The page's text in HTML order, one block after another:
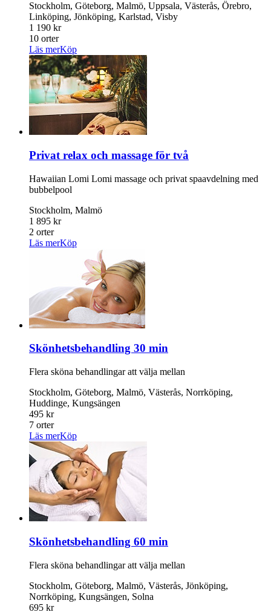
Stockholm, Göteborg, Malmö, Uppsala, Västerås, Örebro,
Linköping, Jönköping, Karlstad, Visby
1 190 kr
10 orter
Läs merKöp
Privat relax och massage för två
Hawaiian Lomi Lomi massage och privat spaavdelning med
bubbelpool
Stockholm, Malmö
1 895 kr
2 orter
Läs merKöp
Skönhetsbehandling 30 min
Flera sköna behandlingar att välja mellan
Stockholm, Göteborg, Malmö, Västerås, Norrköping,
Huddinge, Kungsängen
495 kr
7 orter
Läs merKöp
Skönhetsbehandling 60 min
Flera sköna behandlingar att välja mellan
Stockholm, Göteborg, Malmö, Västerås, Jönköping,
Norrköping, Kungsängen, Solna
695 kr